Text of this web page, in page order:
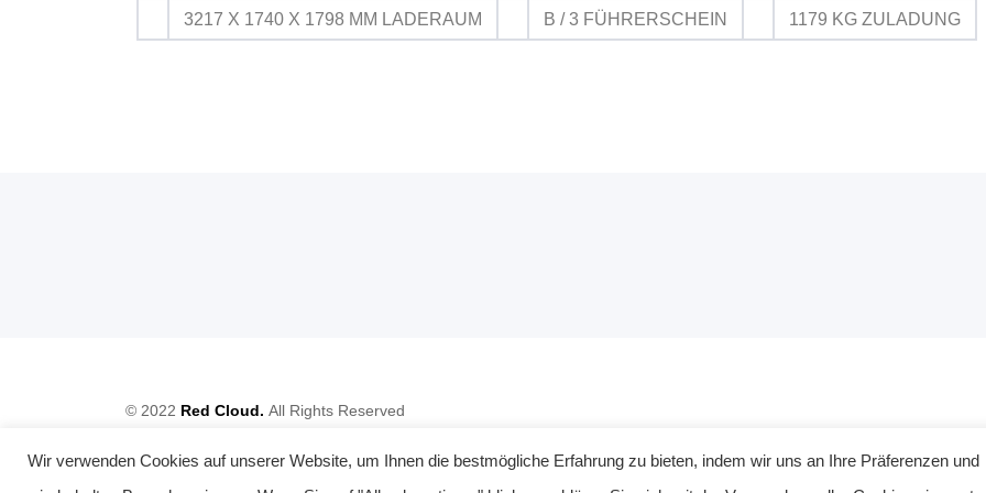
3217 X 1740 X 1798 MM LADERAUM B / 3 FÜHRERSCHEIN 1179 KG ZULADUNG
© 2022 Red Cloud. All Rights Reserved
Wir verwenden Cookies auf unserer Website, um Ihnen die bestmögliche Erfahrung zu bieten, indem wir uns an Ihre Präferenzen und